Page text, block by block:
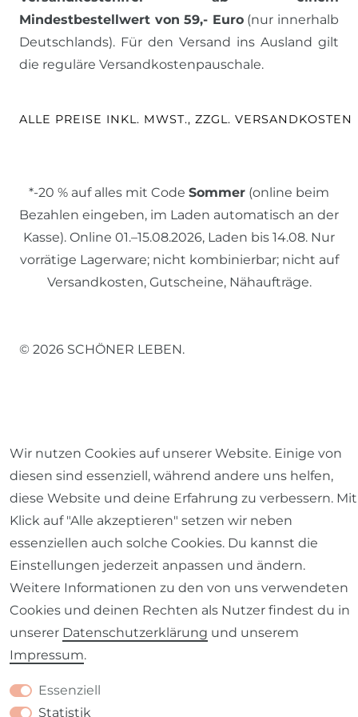
Mindestbestellwert von 59,- Euro(nur innerhalb
Deutschlands). Für den Versand ins Ausland gilt
die reguläre Versandkostenpauschale.
ALLE PREISE INKL. MWST., ZZGL. VERSANDKOSTEN
*-20 % auf alles mit Code Sommer (online beim
Bezahlen eingeben, im Laden automatisch an der
Kasse). Online 01.–15.08.2026, Laden bis 14.08. Nur
vorrätige Lagerware; nicht kombinierbar; nicht auf
Versandkosten, Gutscheine, Nähaufträge.
© 2026 SCHÖNER LEBEN.
Impressum Daten­schutz­erklärung AGB
Barrierefreiheitserklärung Widerrufs­recht
VERTRAG WIDERRUFEN
Wir nutzen Cookies auf unserer Website. Einige von
diesen sind essenziell, während andere uns helfen,
diese Website und deine Erfahrung zu verbessern. Mit
Klick auf "Alle akzeptieren" setzen wir neben
essenziellen auch solche Cookies. Du kannst die
Einstellungen jederzeit anpassen und ändern.
Weitere Informationen zu den von uns verwendeten
Cookies und deinen Rechten als Nutzer findest du in
unserer Daten­schutz­erklärung und unserem
Impressum.
Essenziell
Statistik